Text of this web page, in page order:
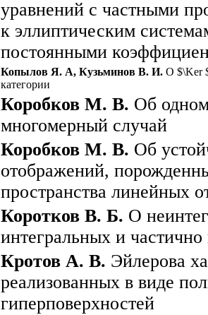
уравнений с частными
к эллиптическим
постоянными
Копылов Я. А, Кузьминов В. И. О $\Ker
категории
Коробков М. В. Об
многомерный случай
Коробков М. В. Об
отображений,
пространства линейных
Коротков В. Б. О
интегральных и
Кротов А. В. Эйлерова
реализованных в виде
гиперповерхностей